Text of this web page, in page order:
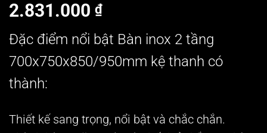
2.831.000 ₫
Đặc điểm nổi bật Bàn inox 2 tầng
700x750x850/950mm kệ thanh có
thành:
Thiết kế sang trọng, nổi bật và chắc chắn.